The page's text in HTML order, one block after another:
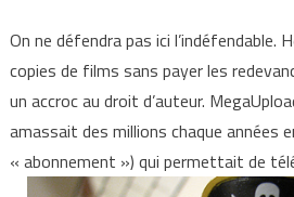
On ne défendra pas ici l’indéfendable.
copies de films sans payer les
un accroc au droit d’auteur.
amassait des millions chaque années
« abonnement ») qui permettait de